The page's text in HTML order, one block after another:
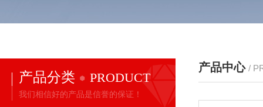
产品分类 PRODUCT
我们相信好的产品是信誉的保证！
产品中心 /